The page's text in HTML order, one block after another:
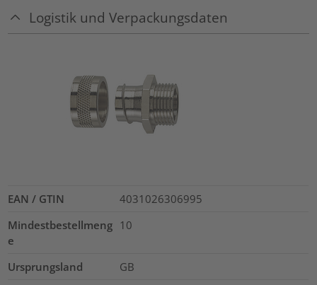
Logistik und Verpackungsdaten
EAN / GTIN
4031026306995
Mindestbestellmeng
e
10
Ursprungsland
GB